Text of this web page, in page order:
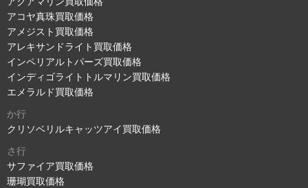
アコヤ真珠買取価格
アメジスト買取価格
アレキサンドライト買取価格
インペリアルトパーズ買取価格
インディゴライトトルマリン買取価格
エメラルド買取価格
か行
クリソベリルキャッツアイ買取価格
さ行
サファイア買取価格
珊瑚買取価格